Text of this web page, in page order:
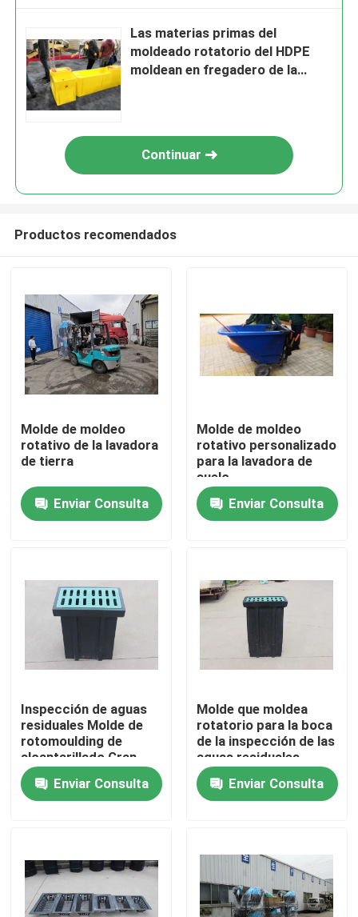
Hogar
Productos
Sobre nosotros
Viaje de la fábrica
Control de calidad
Éntrenos en contacto con
Pida una cita
Molde de Rotomoulding
Las materias primas del
moldeado rotatorio del HDPE
moldean en fregadero de la
Continuar
Productos recomendados
Molde de moldeo
rotativo de la lavadora
de tierra
Enviar Consulta
Molde de moldeo
rotativo personalizado
para la lavadora de
suelo
Enviar Consulta
Inspección de aguas
residuales Molde de
rotomoulding de
alcantarillado Gran
demanda
Enviar Consulta
Molde que moldea
rotatorio para la boca
de la inspección de las
aguas residuales
Enviar Consulta